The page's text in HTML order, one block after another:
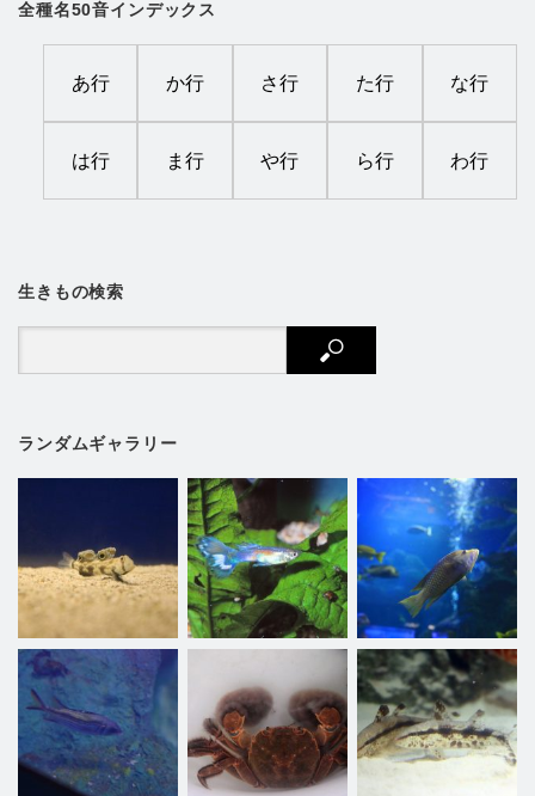
全種名50音インデックス
あ行 か行 さ行 た行 な行
は行 ま行 や行 ら行 わ行
生きもの検索
ランダムギャラリー